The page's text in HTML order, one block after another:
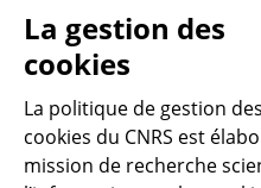
La gestion des
cookies
La politique de gestion des
cookies du CNRS est
mission de recherche